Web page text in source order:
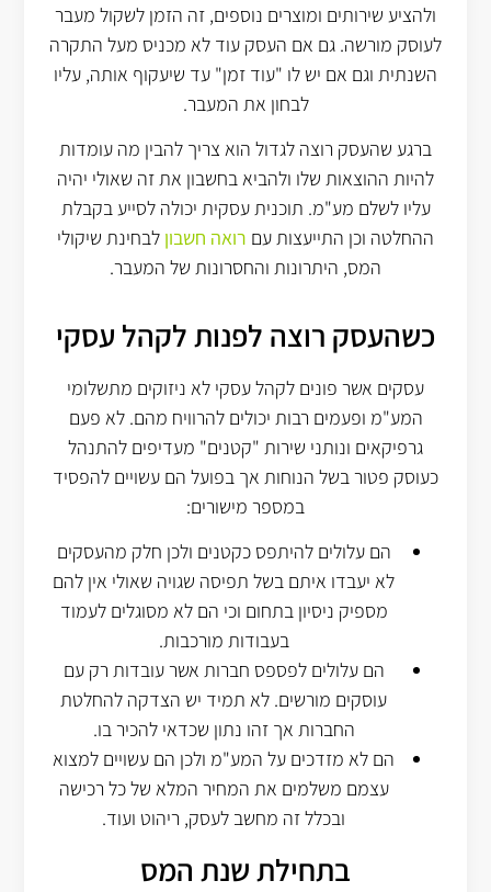
ולהציע שירותים ומוצרים נוספים, זה הזמן לשקול מעבר
לעוסק מורשה. גם אם העסק עוד לא מכניס מעל התקרה
השנתית וגם אם יש לו "עוד זמן" עד שיעקוף אותה, עליו
לבחון את המעבר.
ברגע שהעסק רוצה לגדול הוא צריך להבין מה עומדות
להיות ההוצאות שלו ולהביא בחשבון את זה שאולי יהיה
עליו לשלם מע"מ. תוכנית עסקית יכולה לסייע בקבלת
ההחלטה וכן התייעצות עם רואה חשבון לבחינת שיקולי
המס, היתרונות והחסרונות של המעבר.
כשהעסק רוצה לפנות לקהל עסקי
עסקים אשר פונים לקהל עסקי לא ניזוקים מתשלומי
המע"מ ופעמים רבות יכולים להרוויח מהם. לא פעם
גרפיקאים ונותני שירות "קטנים" מעדיפים להתנהל
כעוסק פטור בשל הנוחות אך בפועל הם עשויים להפסיד
במספר מישורים:
הם עלולים להיתפס כקטנים ולכן חלק מהעסקים
לא יעבדו איתם בשל תפיסה שגויה שאולי אין להם
מספיק ניסיון בתחום וכי הם לא מסוגלים לעמוד
בעבודות מורכבות.
הם עלולים לפספס חברות אשר עובדות רק עם
עוסקים מורשים. לא תמיד יש הצדקה להחלטת
החברות אך זהו נתון שכדאי להכיר בו.
הם לא מזדכים על המע"מ ולכן הם עשויים למצוא
עצמם משלמים את המחיר המלא של כל רכישה
ובכלל זה מחשב לעסק, ריהוט ועוד.
בתחילת שנת המס